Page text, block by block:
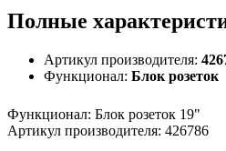
Полные
Артикул производителя:
Функционал: Блок розеток
Функционал: Блок розеток 19"
Артикул производителя: 426786